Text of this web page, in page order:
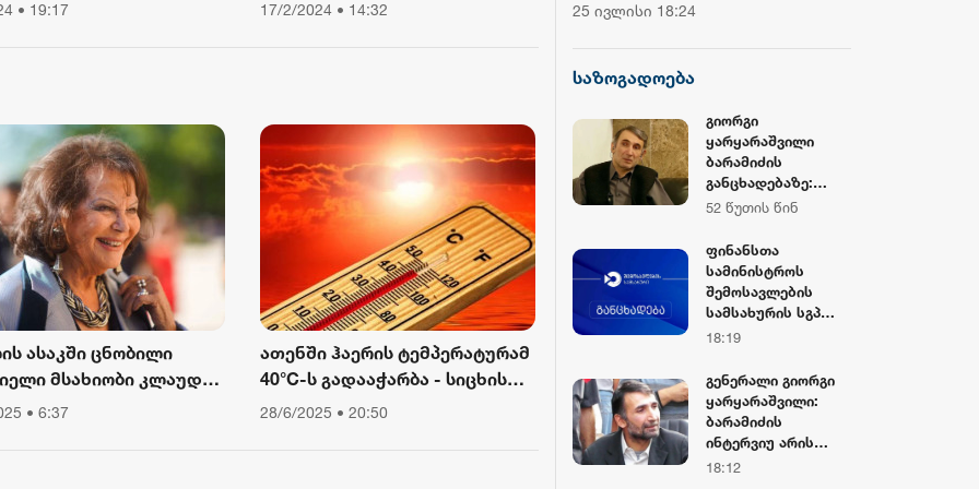
• 19:17 17/2/2024 • 14:32
ასაკში ცნობილი
მსახიობი კლაუდია
გარდაიცვალა
• 6:37
ათენში ჰაერის ტემპერატურამ
40°C-ს გადააჭარბა - სიცხის
გამო ღია ცის ქვეშ მუშაობა
28/6/2025 • 20:50
2 აგვისტო 16:12 25 ივლისი 18:24
საზოგადოება
გიორგი
ყარყარაშვილი
ბარამიძის
განცხადებაზე:
ჩრდილს აყენებს
დაღუპულ
მებრძოლებს და
ქართველ ხალხს
მკვლელებად
სიტყვები აფხაზური
სააგენტოების მიერ
არის წაღებული და
ყველა ქართველს
მკვლელს
უწოდებენ
52 წუთის წინ
ფინანსთა
სამინისტროს
შემოსავლების
სამსახურის სგპ
„სარფის“ მებაჟე
სანქცირებული
საქონლის
გადაზიდვის ფაქტი
გამოავლინეს
18:19
გენერალი გიორგი
ყარყარაშვილი:
ბარამიძის
ინტერვიუ არის
სამარცხვინო,
18:12